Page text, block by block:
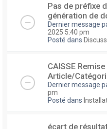
Pas de préfixe
génération de
Dernier message
2025 5:40 pm
Posté dans
CAISSE
Article/
Dernier message
pm
Posté dans
écart de